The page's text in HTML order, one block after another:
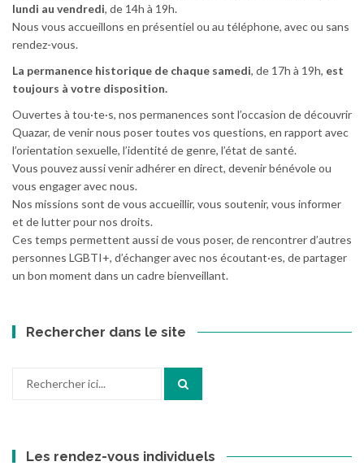
lundi au vendredi, de 14h à 19h.
Nous vous accueillons en présentiel ou au téléphone, avec ou sans
rendez-vous.
La permanence historique de chaque samedi, de 17h à 19h, est
toujours à votre disposition.
Ouvertes à tou·te·s, nos permanences sont l’occasion de découvrir
Quazar, de venir nous poser toutes vos questions, en rapport avec
l’orientation sexuelle, l’identité de genre, l’état de santé.
Vous pouvez aussi venir adhérer en direct, devenir bénévole ou
vous engager avec nous.
Nos missions sont de vous accueillir, vous soutenir, vous informer
et de lutter pour nos droits.
Ces temps permettent aussi de vous poser, de rencontrer d’autres
personnes LGBTI+, d’échanger avec nos écoutant·es, de partager
un bon moment dans un cadre bienveillant.
Rechercher dans le site
Les rendez-vous individuels